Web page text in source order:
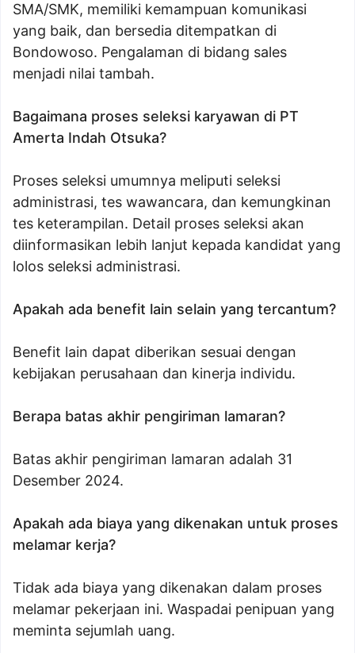
SMA/SMK, memiliki kemampuan komunikasi
yang baik, dan bersedia ditempatkan di
Bondowoso. Pengalaman di bidang sales
menjadi nilai tambah.
Bagaimana proses seleksi karyawan di PT
Amerta Indah Otsuka?
Proses seleksi umumnya meliputi seleksi
administrasi, tes wawancara, dan kemungkinan
tes keterampilan. Detail proses seleksi akan
diinformasikan lebih lanjut kepada kandidat yang
lolos seleksi administrasi.
Apakah ada benefit lain selain yang tercantum?
Benefit lain dapat diberikan sesuai dengan
kebijakan perusahaan dan kinerja individu.
Berapa batas akhir pengiriman lamaran?
Batas akhir pengiriman lamaran adalah 31
Desember 2024.
Apakah ada biaya yang dikenakan untuk proses
melamar kerja?
Tidak ada biaya yang dikenakan dalam proses
melamar pekerjaan ini. Waspadai penipuan yang
meminta sejumlah uang.